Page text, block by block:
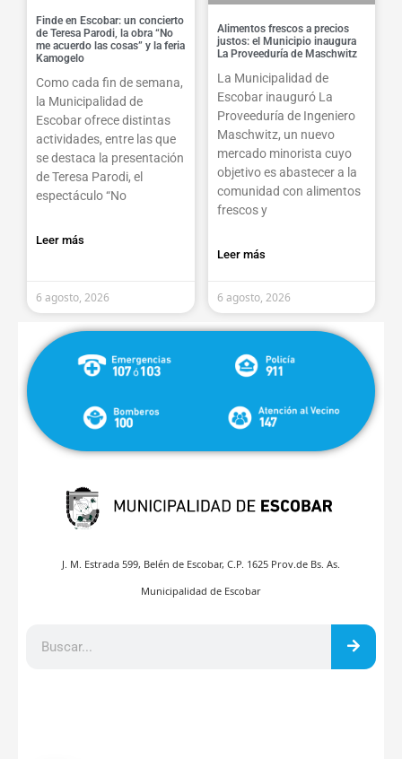
Finde en Escobar: un concierto
de Teresa Parodi, la obra “No
me acuerdo las cosas” y la feria
Kamogelo
Como cada fin de semana,
la Municipalidad de
Escobar ofrece distintas
actividades, entre las que
se destaca la presentación
de Teresa Parodi, el
espectáculo “No
Leer más
6 agosto, 2026
Alimentos frescos a precios
justos: el Municipio inaugura
La Proveeduría de Maschwitz
La Municipalidad de
Escobar inauguró La
Proveeduría de Ingeniero
Maschwitz, un nuevo
mercado minorista cuyo
objetivo es abastecer a la
comunidad con alimentos
frescos y
Leer más
6 agosto, 2026
J. M. Estrada 599, Belén de Escobar, C.P. 1625 Prov.de Bs. As.
Municipalidad de Escobar